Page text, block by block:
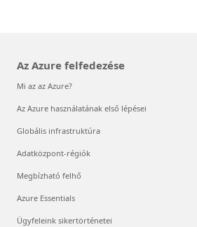
Az Azure felfedezése
Mi az az Azure?
Az Azure használatának első lépései
Globális infrastruktúra
Adatközpont-régiók
Megbízható felhő
Azure Essentials
Ügyfeleink sikertörténetei